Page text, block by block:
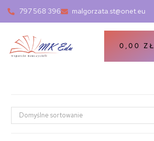
797 568 396 malgorzata.st@onet.eu
0,00 ZŁ
Domyślne sortowanie